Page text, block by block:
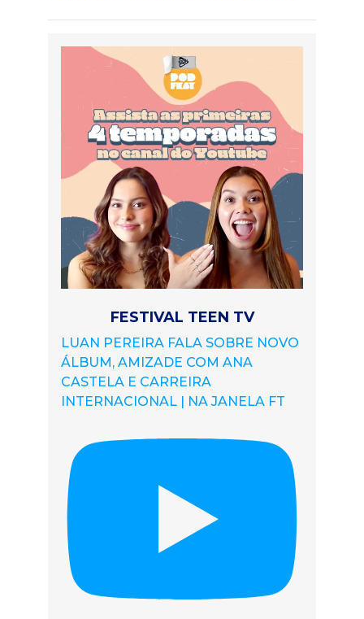
FESTIVAL TEEN TV
LUAN PEREIRA FALA SOBRE NOVO
ÁLBUM, AMIZADE COM ANA
CASTELA E CARREIRA
INTERNACIONAL | NA JANELA FT